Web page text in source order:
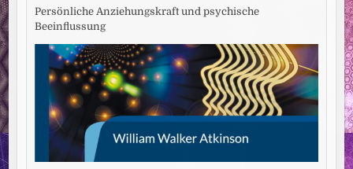
Persönliche Anziehungskraft und psychische
Beeinflussung